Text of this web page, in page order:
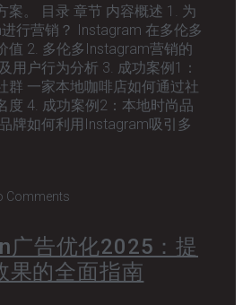
案。 目录 章节 内容概述 1. 为
行营销？ Instagram 在多伦多
值 2. 多伦多Instagram营销的
用户行为分析 3. 成功案例1：
群 一家本地咖啡店如何通过社
度 4. 成功案例2：本地时尚品
牌如何利用Instagram吸引多
Comments
广告优化2025：提
果的全面指南